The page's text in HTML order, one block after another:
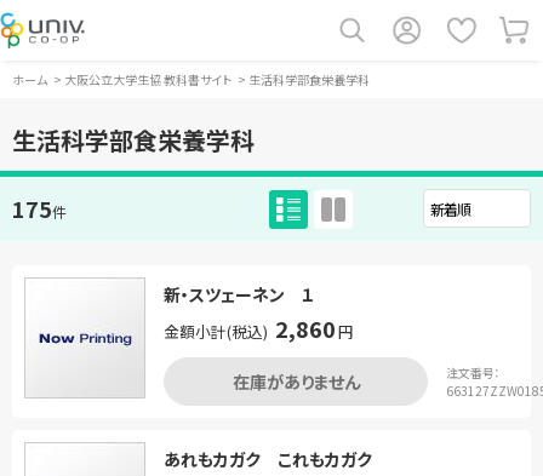
ホーム > 大阪公立大学生協 教科書サイト > 生活科学部食栄養学科
生活科学部食栄養学科
175件
新・スツェーネン １
金額小計(税込) 2,860円
在庫がありません
注文番号：
あれもカガク これもカガク